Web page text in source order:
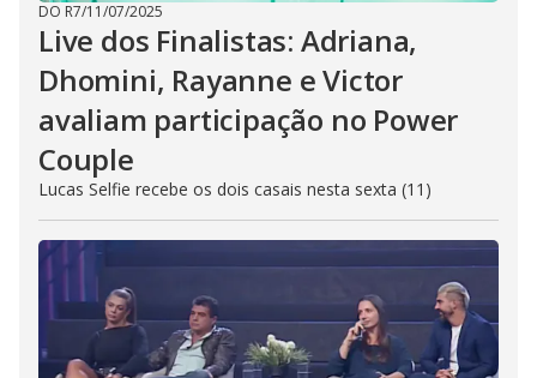
DO R7/11/07/2025
Live dos Finalistas: Adriana,
Dhomini, Rayanne e Victor
avaliam participação no Power
Couple
Lucas Selfie recebe os dois casais nesta sexta (11)